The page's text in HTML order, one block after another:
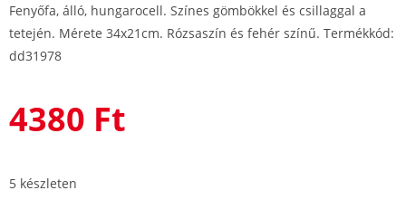
Fenyőfa, álló, hungarocell. Színes gömbökkel és csillaggal a
tetején. Mérete 34x21cm. Rózsaszín és fehér színű. Termékkód:
dd31978
4380 Ft
5 készleten